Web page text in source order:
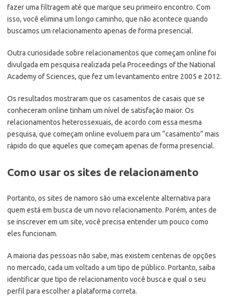
fazer uma filtragem até que marque seu primeiro encontro. Com
isso, você elimina um longo caminho, que não acontece quando
buscamos um relacionamento apenas de forma presencial.
Outra curiosidade sobre relacionamentos que começam online foi
divulgada em pesquisa realizada pela Proceedings of the National
Academy of Sciences, que fez um levantamento entre 2005 e 2012.
Os resultados mostraram que os casamentos de casais que se
conheceram online tinham um nível de satisfação maior. Os
relacionamentos heterossexuais, de acordo com essa mesma
pesquisa, que começam online evoluem para um “casamento” mais
rápido do que aqueles que começam apenas de forma presencial.
Como usar os sites de relacionamento
Portanto, os sites de namoro são uma excelente alternativa para
quem está em busca de um novo relacionamento. Porém, antes de
se inscrever em um site, você precisa entender um pouco como
eles funcionam.
A maioria das pessoas não sabe, mas existem centenas de opções
no mercado, cada um voltado a um tipo de público. Portanto, saiba
identificar que tipo de relacionamento você busca e qual o seu
perfil para escolher a plataforma correta.